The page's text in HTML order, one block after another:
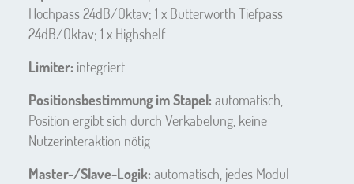
Hochpass 24dB/Oktav; 1 x Butterworth Tiefpass
24dB/Oktav; 1 x Highshelf
Limiter: integriert
Positionsbestimmung im Stapel: automatisch,
Position ergibt sich durch Verkabelung, keine
Nutzerinteraktion nötig
Master-/Slave-Logik: automatisch, jedes Modul